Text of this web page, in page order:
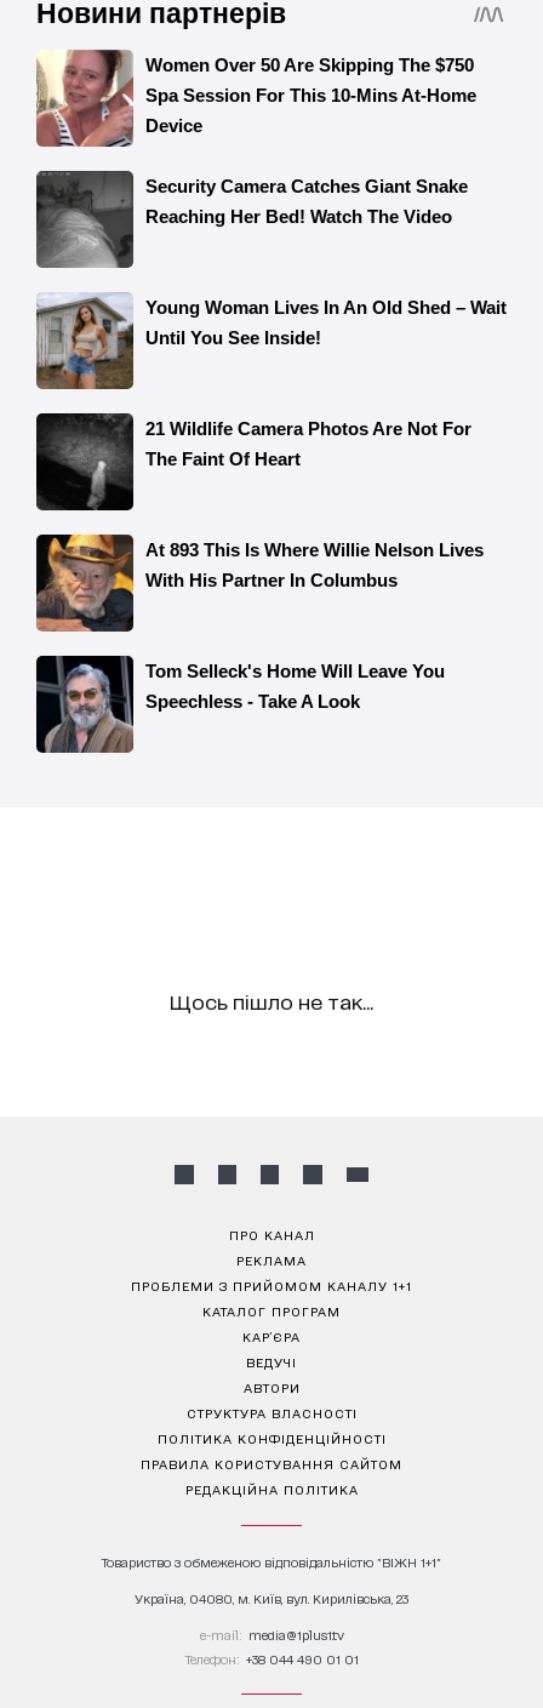
Щось пішло не так...
ПРО КАНАЛ
РЕКЛАМА
ПРОБЛЕМИ З ПРИЙОМОМ КАНАЛУ 1+1
КАТАЛОГ ПРОГРАМ
КАР’ЄРА
ВЕДУЧІ
АВТОРИ
СТРУКТУРА ВЛАСНОСТІ
ПОЛІТИКА КОНФІДЕНЦІЙНОСТІ
ПРАВИЛА КОРИСТУВАННЯ САЙТОМ
РЕДАКЦІЙНА ПОЛІТИКА
Товариство з обмеженою відповідальністю "ВІЖН 1+1"
Україна, 04080, м. Київ, вул. Кирилівська, 23
е-mail: media@1plus1.tv
Телефон: +38 044 490 01 01